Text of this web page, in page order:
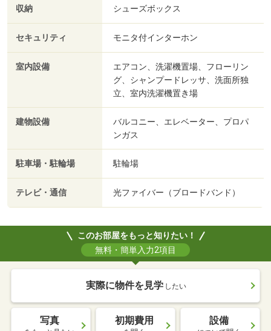
収納 シューズボックス
セキュリティ モニタ付インターホン
室内設備
エアコン、洗濯機置場、フローリン
グ、シャンプードレッサ、洗面所独
立、室内洗濯機置き場
建物設備
バルコニー、エレベーター、プロパ
ンガス
駐車場・駐輪場 駐輪場
テレビ・通信 光ファイバー（ブロードバンド）
このお部屋をもっと知りたい！
無料・簡単入力2項目
実際に物件を見学 したい
写真 初期費用 設備